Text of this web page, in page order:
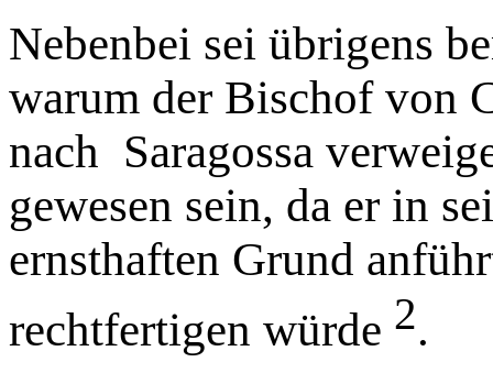
Nebenbei sei übrigens
warum der Bischof von
nach Saragossa
gewesen sein, da er in
ernsthaften Grund
rechtfertigen würde 2.